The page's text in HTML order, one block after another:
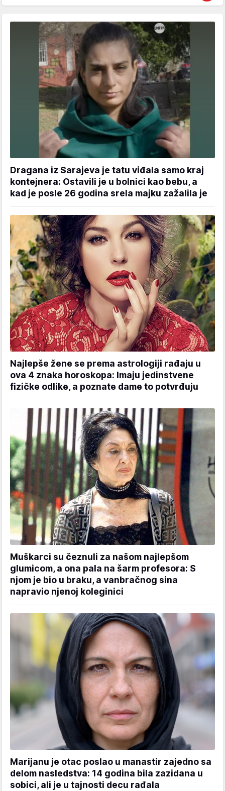
Dragana iz Sarajeva je tatu viđala samo kraj
kontejnera: Ostavili je u bolnici kao bebu, a
kad je posle 26 godina srela majku zažalila je
Najlepše žene se prema astrologiji rađaju u
ova 4 znaka horoskopa: Imaju jedinstvene
fizičke odlike, a poznate dame to potvrđuju
Muškarci su čeznuli za našom najlepšom
glumicom, a ona pala na šarm profesora: S
njom je bio u braku, a vanbračnog sina
napravio njenoj koleginici
Marijanu je otac poslao u manastir zajedno sa
delom nasledstva: 14 godina bila zazidana u
sobici, ali je u tajnosti decu rađala